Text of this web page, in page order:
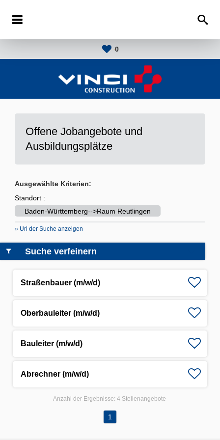
0
Offene Jobangebote und
Ausbildungsplätze
Ausgewählte Kriterien:
Standort :
Baden-Württemberg-->Raum Reutlingen
» Url der Suche anzeigen
Straßenbauer (m/w/d)
Oberbauleiter (m/w/d)
Bauleiter (m/w/d)
Abrechner (m/w/d)
Suche verfeinern
Anzahl der Ergebnisse: 4 Stellenangebote
1